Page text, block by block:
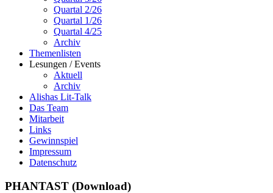
Quartal 2/26
Quartal 1/26
Quartal 4/25
Archiv
Themenlisten
Lesungen / Events
Aktuell
Archiv
Alishas Lit-Talk
Das Team
Mitarbeit
Links
Gewinnspiel
Impressum
Datenschutz
PHANTAST (Download)